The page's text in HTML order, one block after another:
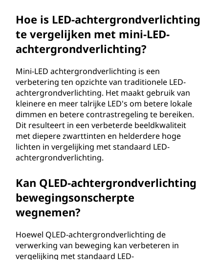
Hoe is LED-achtergrondverlichting
te vergelijken met mini-LED-
achtergrondverlichting?
Mini-LED achtergrondverlichting is een
verbetering ten opzichte van traditionele LED-
achtergrondverlichting. Het maakt gebruik van
kleinere en meer talrijke LED's om betere lokale
dimmen en betere contrastregeling te bereiken.
Dit resulteert in een verbeterde beeldkwaliteit
met diepere zwarttinten en helderdere hoge
lichten in vergelijking met standaard LED-
achtergrondverlichting.
Kan QLED-achtergrondverlichting
bewegingsonscherpte
wegnemen?
Hoewel QLED-achtergrondverlichting de
verwerking van beweging kan verbeteren in
vergelijking met standaard LED-